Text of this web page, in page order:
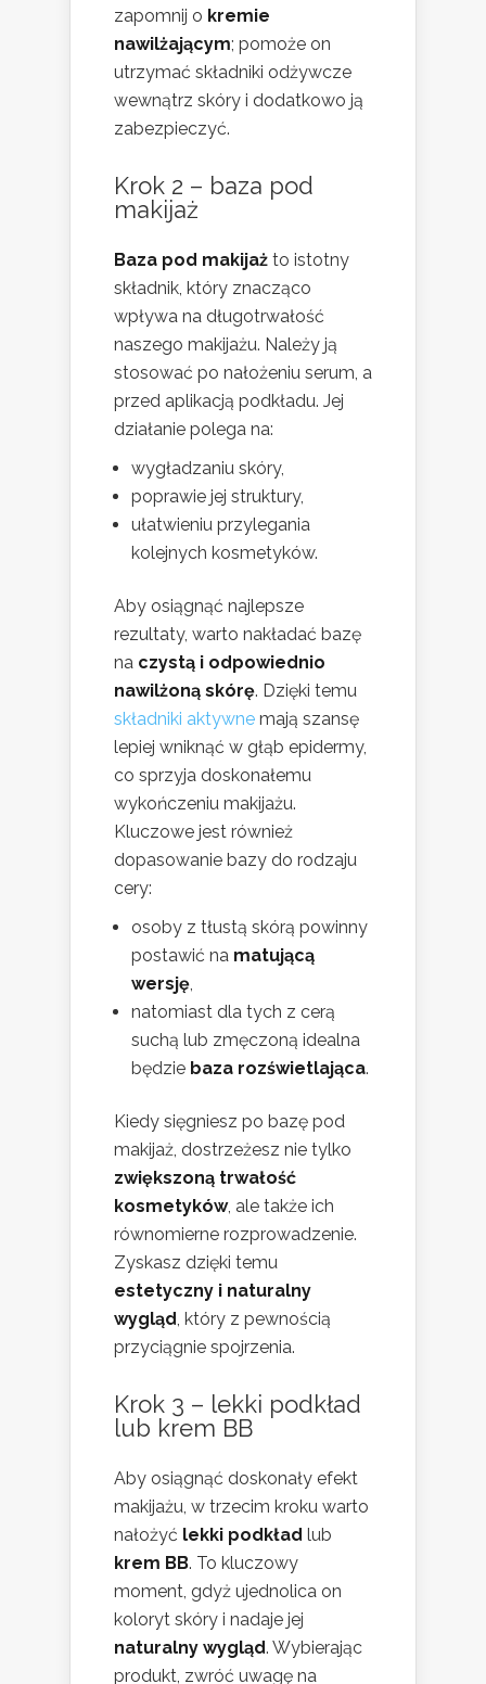
zapomnij o kremie
nawilżającym; pomoże on
utrzymać składniki odżywcze
wewnątrz skóry i dodatkowo ją
zabezpieczyć.
Krok 2 – baza pod
makijaż
Baza pod makijaż to istotny
składnik, który znacząco
wpływa na długotrwałość
naszego makijażu. Należy ją
stosować po nałożeniu serum, a
przed aplikacją podkładu. Jej
działanie polega na:
wygładzaniu skóry,
poprawie jej struktury,
ułatwieniu przylegania
kolejnych kosmetyków.
Aby osiągnąć najlepsze
rezultaty, warto nakładać bazę
na czystą i odpowiednio
nawilżoną skórę. Dzięki temu
składniki aktywne mają szansę
lepiej wniknąć w głąb epidermy,
co sprzyja doskonałemu
wykończeniu makijażu.
Kluczowe jest również
dopasowanie bazy do rodzaju
cery:
osoby z tłustą skórą powinny
postawić na matującą
wersję,
natomiast dla tych z cerą
suchą lub zmęczoną idealna
będzie baza rozświetlająca.
Kiedy sięgniesz po bazę pod
makijaż, dostrzeżesz nie tylko
zwiększoną trwałość
kosmetyków, ale także ich
równomierne rozprowadzenie.
Zyskasz dzięki temu
estetyczny i naturalny
wygląd, który z pewnością
przyciągnie spojrzenia.
Krok 3 – lekki podkład
lub krem BB
Aby osiągnąć doskonały efekt
makijażu, w trzecim kroku warto
nałożyć lekki podkład lub
krem BB. To kluczowy
moment, gdyż ujednolica on
koloryt skóry i nadaje jej
naturalny wygląd. Wybierając
produkt, zwróć uwagę na